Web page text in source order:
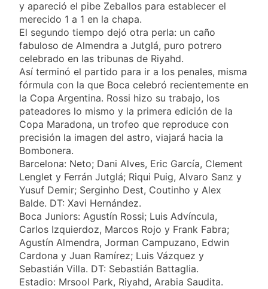
y apareció el pibe Zeballos para establecer el
merecido 1 a 1 en la chapa.
El segundo tiempo dejó otra perla: un caño
fabuloso de Almendra a Jutglá, puro potrero
celebrado en las tribunas de Riyahd.
Así terminó el partido para ir a los penales, misma
fórmula con la que Boca celebró recientemente en
la Copa Argentina. Rossi hizo su trabajo, los
pateadores lo mismo y la primera edición de la
Copa Maradona, un trofeo que reproduce con
precisión la imagen del astro, viajará hacia la
Bombonera.
Barcelona: Neto; Dani Alves, Eric García, Clement
Lenglet y Ferrán Jutglá; Riqui Puig, Alvaro Sanz y
Yusuf Demir; Serginho Dest, Coutinho y Alex
Balde. DT: Xavi Hernández.
Boca Juniors: Agustín Rossi; Luis Advíncula,
Carlos Izquierdoz, Marcos Rojo y Frank Fabra;
Agustín Almendra, Jorman Campuzano, Edwin
Cardona y Juan Ramírez; Luis Vázquez y
Sebastián Villa. DT: Sebastián Battaglia.
Estadio: Mrsool Park, Riyahd, Arabia Saudita.